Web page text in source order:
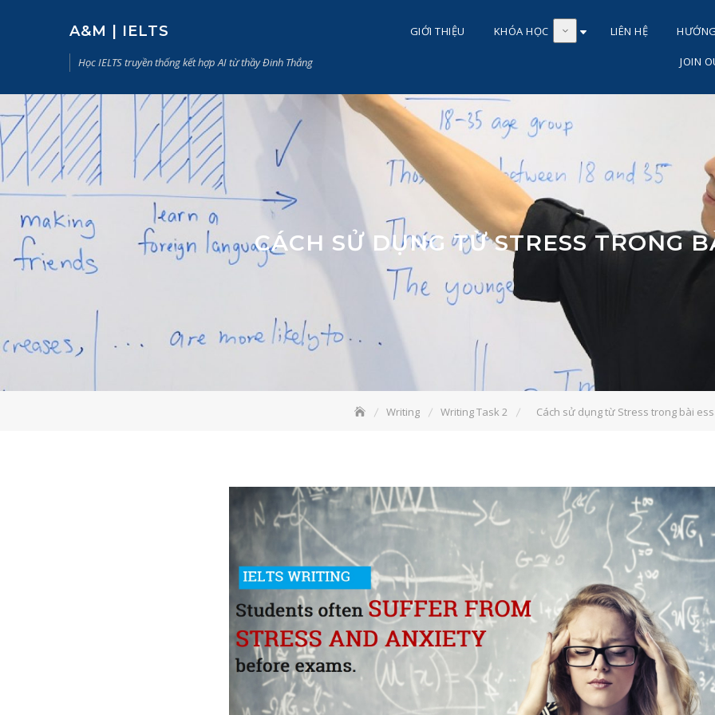
A&M | IELTS
Học IELTS truyền thống kết hợp AI từ thầy Đinh Thắng
GIỚI THIỆU KHÓA HỌC LIÊN HỆ
JOIN
CÁCH SỬ DỤNG TỪ STRESS TRONG
Writing Writing Task 2 Cách sử dụng từ Stress trong bài